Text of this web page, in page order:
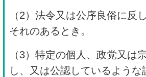
（2）法令又は公序良俗に反
それのあるとき。
（3）特定の個人、政党又は
し、又は公認しているような